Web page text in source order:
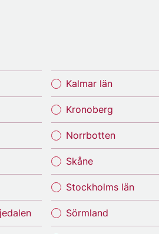
Kalmar län
Kronoberg
Norrbotten
Skåne
Stockholms län
Sörmland